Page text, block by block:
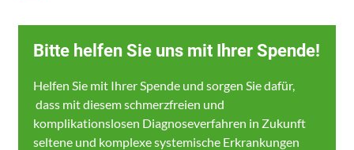
Bitte helfen Sie uns mit Ihrer Spende!
Helfen Sie mit Ihrer Spende und sorgen Sie dafür,
dass mit diesem schmerzfreien und
komplikationslosen Diagnoseverfahren in Zukunft
seltene und komplexe systemische Erkrankungen